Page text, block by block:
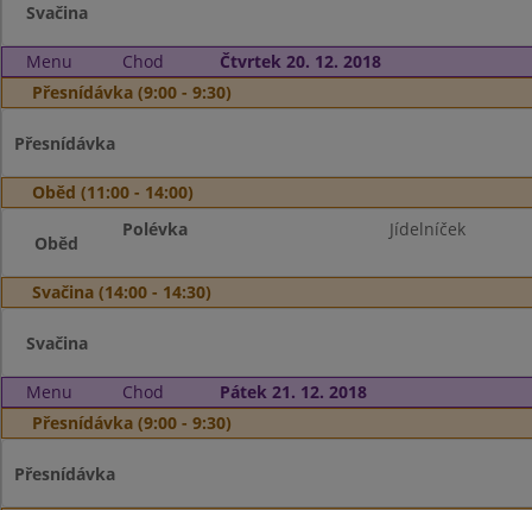
Svačina
Menu Chod
Čtvrtek 20. 12. 2018
Přesnídávka (9:00 - 9:30)
Přesnídávka
Oběd (11:00 - 14:00)
Oběd
Polévka Jídelníček
Svačina (14:00 - 14:30)
Svačina
Menu Chod
Pátek 21. 12. 2018
Přesnídávka (9:00 - 9:30)
Přesnídávka